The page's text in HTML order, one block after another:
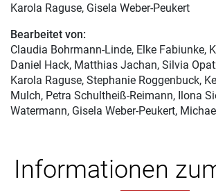
Karola Raguse, Gisela Weber-Peukert
Bearbeitet von:
Claudia Bohrmann-Linde, Elke Fabiunke,
Daniel Hack, Matthias Jachan, Silvia
Karola Raguse, Stephanie Roggenbuck,
Mulch, Petra Schultheiß-Reimann, Ilona
Watermann, Gisela Weber-Peukert,
Informationen